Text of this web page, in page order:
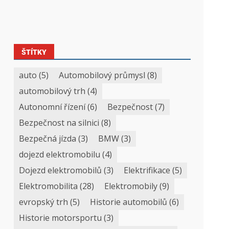
ŠTÍTKY
auto (5) Automobilový průmysl (8)
automobilový trh (4)
Autonomní řízení(6) Bezpečnost(7)
Bezpečnost na silnici (8)
Bezpečná jízda (3) BMW(3)
dojezd elektromobilu (4)
Dojezd elektromobilů (3) Elektrifikace (5)
Elektromobilita (28) Elektromobily(9)
evropský trh (5) Historie automobilů (6)
Historie motorsportu (3)